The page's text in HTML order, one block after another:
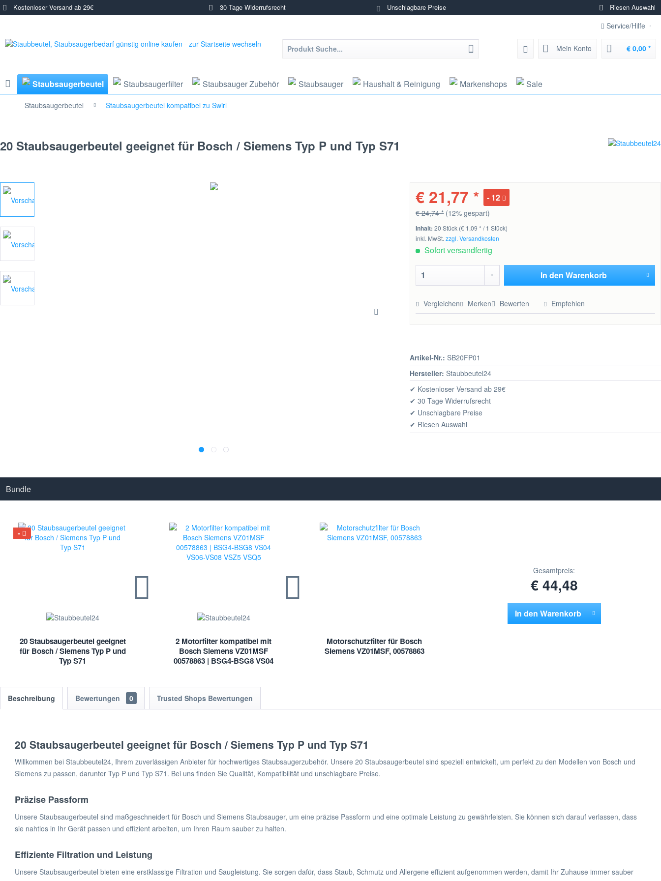
Kostenloser Versand ab 29€ 30 Tage Widerrufsrecht Unschlagbare Preise Riesen Auswahl
Service/Hilfe
Mein Konto € 0,00 *
Staubsaugerbeutel Staubsaugerfilter Staubsauger Zubehör Staubsauger Haushalt & Reinigung Markenshops Sale
Staubsaugerbeutel Staubsaugerbeutel kompatibel zu Swirl
20 Staubsaugerbeutel geeignet für Bosch / Siemens Typ P und Typ S71
€ 21,77 * 12
€ 24,74 * (12% gespart)
Inhalt:20 Stück (€ 1,09 * / 1 Stück)
inkl. MwSt.zzgl. Versandkosten
Sofort versandfertig
In den Warenkorb
Vergleichen Merken Bewerten Empfehlen
Artikel-Nr.: SB20FP01
Hersteller: Staubbeutel24
✔ Kostenloser Versand ab 29€
✔ 30 Tage Widerrufsrecht
✔ Unschlagbare Preise
✔ Riesen Auswahl
Bundle
20 Staubsaugerbeutel geeignet
für Bosch / Siemens Typ P und
Typ S71
2 Motorfilter kompatibel mit
Bosch Siemens VZ01MSF
00578863 | BSG4-BSG8 VS04
Motorschutzfilter für Bosch
Siemens VZ01MSF, 00578863
Gesamtpreis:
€ 44,48
In den Warenkorb
Beschreibung Bewertungen 0 Trusted Shops Bewertungen
20 Staubsaugerbeutel geeignet für Bosch / Siemens Typ P und Typ S71
Willkommen bei Staubbeutel24, Ihrem zuverlässigen Anbieter für hochwertiges Staubsaugerzubehör. Unsere 20 Staubsaugerbeutel sind speziell entwickelt, um perfekt zu den Modellen von Bosch und
Siemens zu passen, darunter Typ P und Typ S71. Bei uns finden Sie Qualität, Kompatibilität und unschlagbare Preise.
Präzise Passform
Unsere Staubsaugerbeutel sind maßgeschneidert für Bosch und Siemens Staubsauger, um eine präzise Passform und eine optimale Leistung zu gewährleisten. Sie können sich darauf verlassen, dass
sie nahtlos in Ihr Gerät passen und effizient arbeiten, um Ihren Raum sauber zu halten.
Effiziente Filtration und Leistung
Unsere Staubsaugerbeutel bieten eine erstklassige Filtration und Saugleistung. Sie sorgen dafür, dass Staub, Schmutz und Allergene effizient aufgenommen werden, damit Ihr Zuhause immer sauber